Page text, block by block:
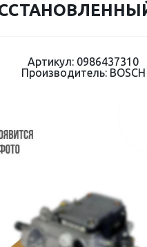
Артикул: 0986437310
Производитель: BOSCH